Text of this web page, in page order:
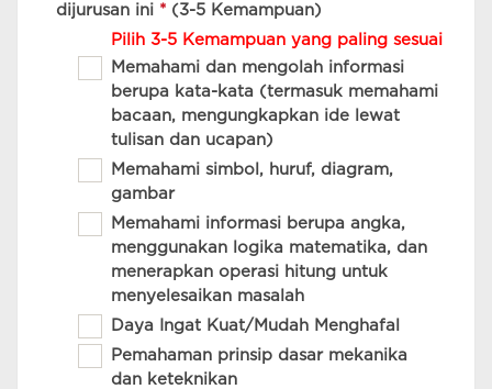
dijurusan ini * (3-5 Kemampuan)
Pilih 3-5 Kemampuan yang paling sesuai
Memahami dan mengolah informasi
berupa kata-kata (termasuk memahami
bacaan, mengungkapkan ide lewat
tulisan dan ucapan)
Memahami simbol, huruf, diagram,
gambar
Memahami informasi berupa angka,
menggunakan logika matematika, dan
menerapkan operasi hitung untuk
menyelesaikan masalah
Daya Ingat Kuat/Mudah Menghafal
Pemahaman prinsip dasar mekanika
dan keteknikan